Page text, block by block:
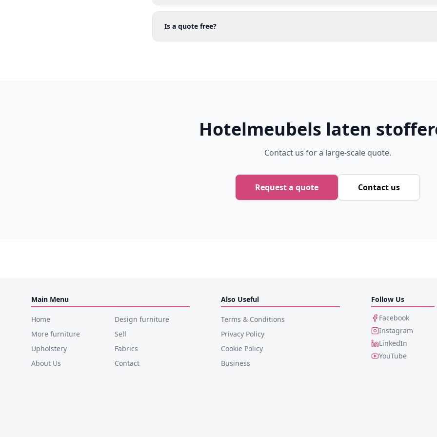
Is a quote free?
Hotelmeubels laten
Contact us for a large-scale quote.
Request a quote Contact us
Main Menu
Home
Design furniture
More furniture
Sell
Upholstery
Fabrics
About Us
Contact
Also Useful
Terms & Conditions
Privacy Policy
Cookie Policy
Business
Follow Us
Facebook
Instagram
LinkedIn
YouTube